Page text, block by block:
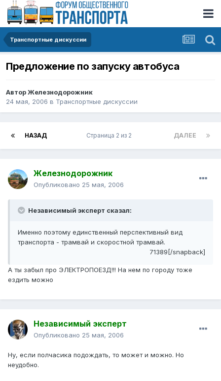
Транспортные дискуссии
Предложение по запуску автобуса
АвторЖелезнодорожник
24 мая, 2006 в Транспортные дискуссии
НАЗАД ДАЛЕЕ
Страница 2 из 2
Железнодорожник
Опубликовано 25 мая, 2006
Независимый эксперт сказал:
Именно поэтому единственный перспективный вид
транспорта - трамвай и скоростной трамвай.
71389[/snapback]
А ты забыл про ЭЛЕКТРОПОЕЗД!!! На нем по городу тоже
ездить можно
Независимый эксперт
Опубликовано 25 мая, 2006
Ну, если полчасика подождать, то может и можно. Но
неудобно.